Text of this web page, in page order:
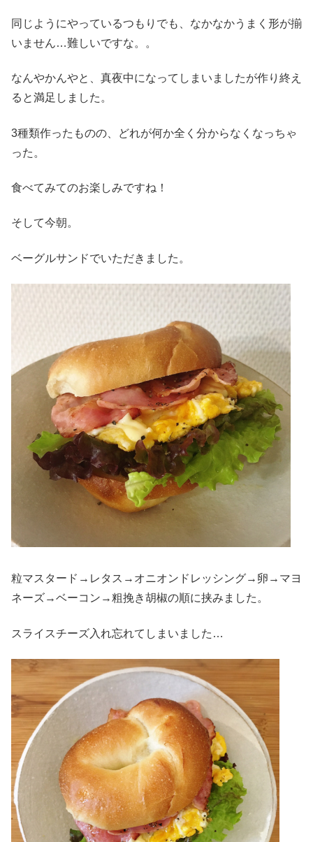
同じようにやっているつもりでも、なかなかうまく形が揃
いません…難しいですな。。
なんやかんやと、真夜中になってしまいましたが作り終え
ると満足しました。
3種類作ったものの、どれが何か全く分からなくなっちゃ
った。
食べてみてのお楽しみですね！
そして今朝。
ベーグルサンドでいただきました。
粒マスタード→レタス→オニオンドレッシング→卵→マヨ
ネーズ→ベーコン→粗挽き胡椒の順に挟みました。
スライスチーズ入れ忘れてしまいました…